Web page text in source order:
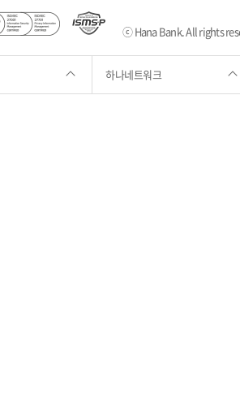
ⓒ Hana Bank. All rights
하나네트워크